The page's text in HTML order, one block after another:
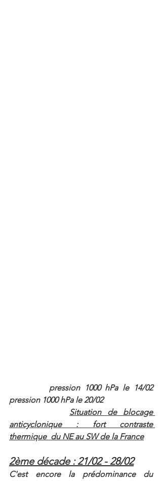
pression 1000 hPa le 14/02
pression 1000 hPa le 20/02
Situation de blocage
anticyclonique : fort contraste
thermique  du NE au SW de la France
2ème décade : 21/02 - 28/02
C'est encore la prédominance du